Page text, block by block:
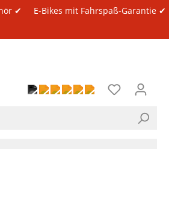
✔
E-Bikes mit Fahrspaß-Garantie ✔